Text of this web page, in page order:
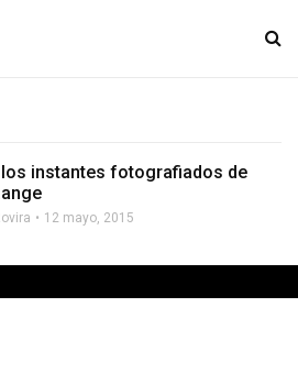
los instantes fotografiados de
12 mayo, 2015